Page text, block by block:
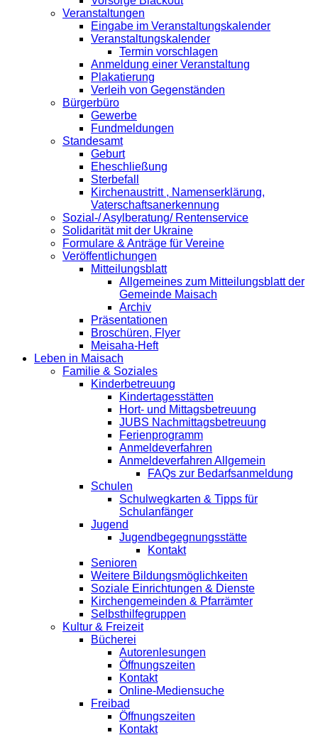
Veranstaltungen
Eingabe im Veranstaltungskalender
Veranstaltungskalender
Termin vorschlagen
Anmeldung einer Veranstaltung
Plakatierung
Verleih von Gegenständen
Bürgerbüro
Gewerbe
Fundmeldungen
Standesamt
Geburt
Eheschließung
Sterbefall
Kirchenaustritt , Namenserklärung,
Vaterschaftsanerkennung
Sozial-/ Asylberatung/ Rentenservice
Solidarität mit der Ukraine
Formulare & Anträge für Vereine
Veröffentlichungen
Mitteilungsblatt
Allgemeines zum Mitteilungsblatt der
Gemeinde Maisach
Archiv
Präsentationen
Broschüren, Flyer
Meisaha-Heft
Leben in Maisach
Familie & Soziales
Kinderbetreuung
Kindertagesstätten
Hort- und Mittagsbetreuung
JUBS Nachmittagsbetreuung
Ferienprogramm
Anmeldeverfahren
Anmeldeverfahren Allgemein
FAQs zur Bedarfsanmeldung
Schulen
Schulwegkarten & Tipps für
Schulanfänger
Jugend
Jugendbegegnungsstätte
Kontakt
Senioren
Weitere Bildungsmöglichkeiten
Soziale Einrichtungen & Dienste
Kirchengemeinden & Pfarrämter
Selbsthilfegruppen
Kultur & Freizeit
Bücherei
Autorenlesungen
Öffnungszeiten
Kontakt
Online-Mediensuche
Freibad
Öffnungszeiten
Kontakt